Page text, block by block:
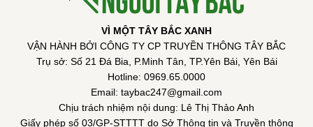
VÌ MỘT TÂY BẮC XANH
VẬN HÀNH BỞI CÔNG TY CP TRUYỀN THÔNG TÂY BẮC
Trụ sở: Số 21 Đá Bia, P.Minh Tân, TP.Yên Bái, Yên Bái
Hotline: 0969.65.0000
Email: taybac247@gmail.com
Chịu trách nhiệm nội dung: Lê Thị Thảo Anh
Giấy phép số 03/GP-STTTT do Sở Thông tin và Truyền thông